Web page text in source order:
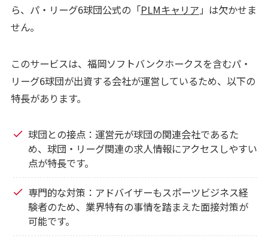
ら、パ・リーグ6球団公式の「PLMキャリア 」は欠かせま
せん。
このサービスは、福岡ソフトバンクホークスを含むパ・
リーグ6球団が出資する会社が運営しているため、以下の
特長があります。
球団との接点：運営元が球団の関連会社であるた
め、球団・リーグ関連の求人情報にアクセスしやすい
点が特長です。
専門的な対策：アドバイザーもスポーツビジネス経
験者のため、業界特有の事情を踏まえた面接対策が
可能です。